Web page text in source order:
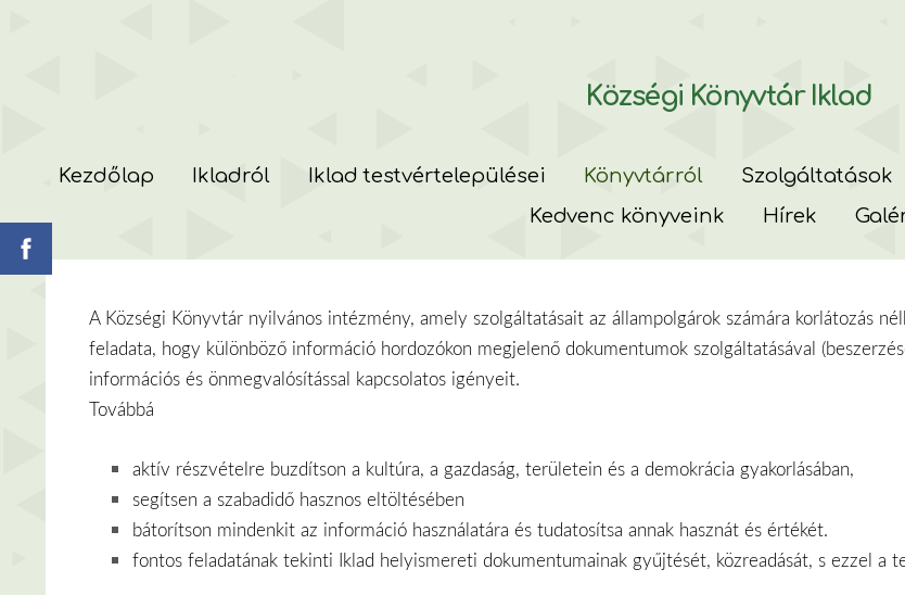
Községi Könyvtár Iklad
Kezdőlap Ikladról Iklad testvértelepülései Könyvtárról Szolgáltatások
Kedvenc könyveink
Hírek
A Községi Könyvtár nyilvános intézmény, amely szolgáltatásait az állampolgárok számára korlátozás
feladata, hogy különböző információ hordozókon megjelenő dokumentumok szolgáltatásával
információs és önmegvalósítással kapcsolatos igényeit.
Továbbá
aktív részvételre buzdítson a kultúra, a gazdaság, területein és a demokrácia gyakorlásában,
segítsen a szabadidő hasznos eltöltésében
bátorítson mindenkit az információ használatára és tudatosítsa annak hasznát és értékét.
fontos feladatának tekinti Iklad helyismereti dokumentumainak gyűjtését, közreadását, s ezzel a